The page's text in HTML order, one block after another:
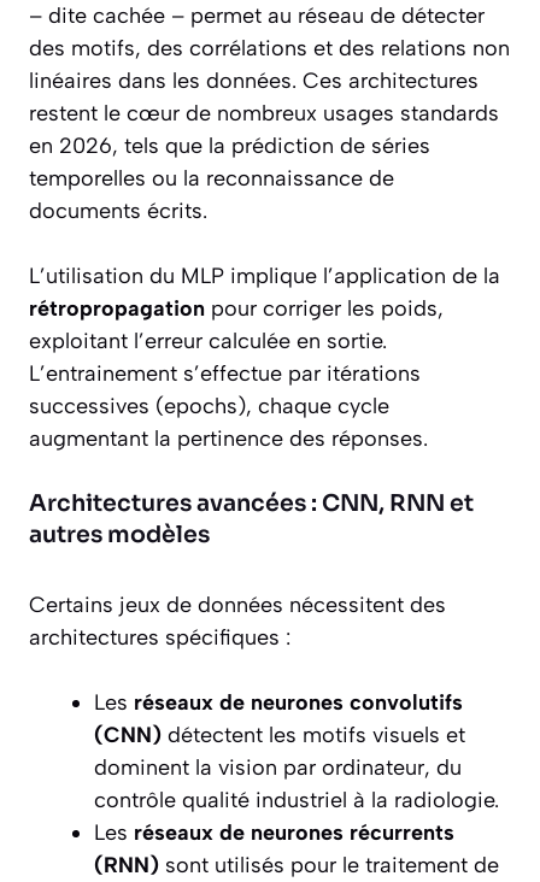
– dite cachée – permet au réseau de détecter
des motifs, des corrélations et des relations non
linéaires dans les données. Ces architectures
restent le cœur de nombreux usages standards
en 2026, tels que la prédiction de séries
temporelles ou la reconnaissance de
documents écrits.
L’utilisation du MLP implique l’application de la
rétropropagation pour corriger les poids,
exploitant l’erreur calculée en sortie.
L’entrainement s’effectue par itérations
successives (epochs), chaque cycle
augmentant la pertinence des réponses.
Architectures avancées : CNN, RNN et
autres modèles
Certains jeux de données nécessitent des
architectures spécifiques :
Les réseaux de neurones convolutifs
(CNN) détectent les motifs visuels et
dominent la vision par ordinateur, du
contrôle qualité industriel à la radiologie.
Les réseaux de neurones récurrents
(RNN) sont utilisés pour le traitement de